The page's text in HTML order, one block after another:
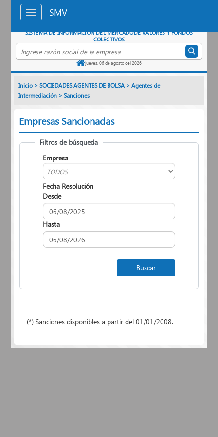
Saltar al contenido principal
SISTEMA DE INFORMACIÓN DEL MERCADODE VALORES Y FONDOS
COLECTIVOS
Buscar empresa por razón social
jueves, 06 de agosto del 2026
SMV
Inicio >SOCIEDADES AGENTES DE BOLSA >Agentes de
Intermediación >Sanciones
Empresas Sancionadas
Filtros de búsqueda
Empresa
Fecha Resolución
Desde
Hasta
(*) Sanciones disponibles a partir del 01/01/2008.